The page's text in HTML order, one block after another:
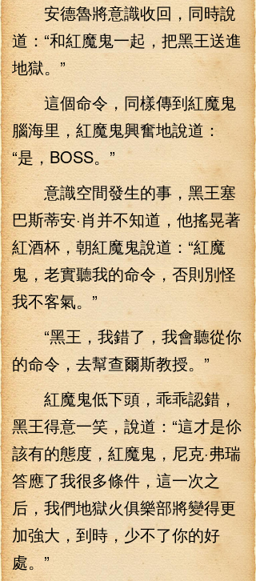
安德魯將意識收回，同時說
道：“和紅魔鬼一起，把黑王送進
地獄。”
這個命令，同樣傳到紅魔鬼
腦海里，紅魔鬼興奮地說道：
“是，BOSS。”
意識空間發生的事，黑王塞
巴斯蒂安·肖并不知道，他搖晃著
紅酒杯，朝紅魔鬼說道：“紅魔
鬼，老實聽我的命令，否則別怪
我不客氣。”
“黑王，我錯了，我會聽從你
的命令，去幫查爾斯教授。”
紅魔鬼低下頭，乖乖認錯，
黑王得意一笑，說道：“這才是伱
該有的態度，紅魔鬼，尼克·弗瑞
答應了我很多條件，這一次之
后，我們地獄火俱樂部將變得更
加強大，到時，少不了你的好
處。”